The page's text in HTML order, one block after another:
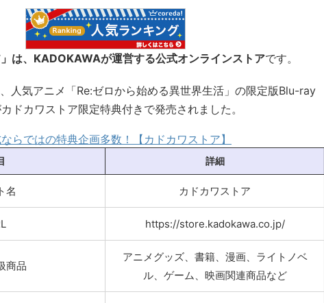
」は、KADOKAWAが運営する公式オンラインストアです。
人気アニメ「Re:ゼロから始める異世界生活」の限定版Blu-ray
ドカワストア限定特典付きで発売されました。
らではの特典企画多数！【カドカワストア】
詳細
名 カドカワストア
https://store.kadokawa.co.jp/
商品
アニメグッズ、書籍、漫画、ライトノベ
ル、ゲーム、映画関連商品など